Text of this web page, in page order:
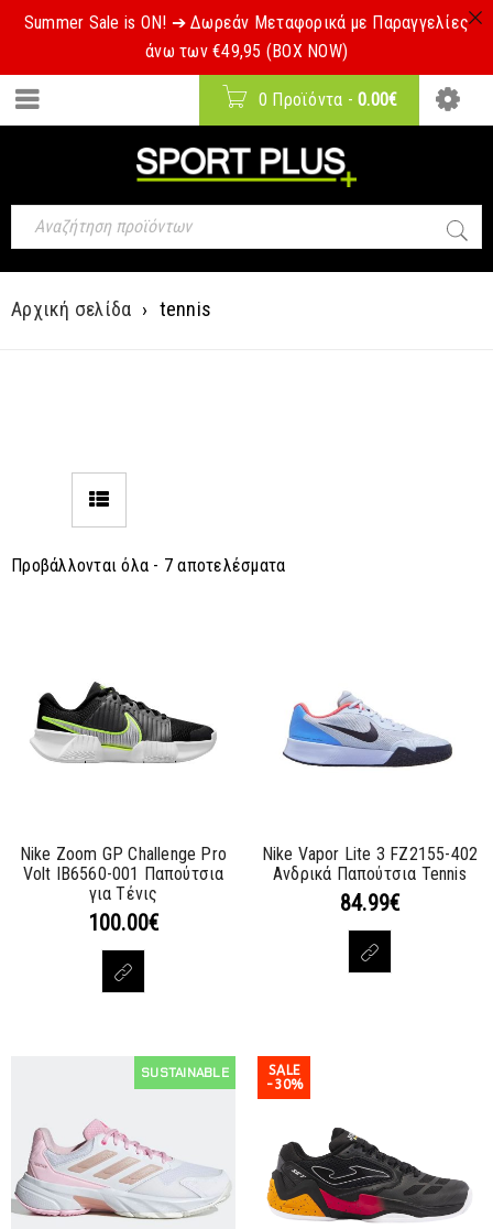
Summer Sale is ON! ➔ Δωρεάν Μεταφορικά με Παραγγελίες
άνω των €49,95 (BOX NOW)
0 Προϊόντα - 0.00€
Αρχική σελίδα › tennis
Προβάλλονται όλα - 7 αποτελέσματα
Nike Zoom GP Challenge Pro
Volt IB6560-001 Παπούτσια
για Τένις
100.00€
Nike Vapor Lite 3 FZ2155-402
Ανδρικά Παπούτσια Tennis
84.99€
SUSTAINABLE
SALE
-30%